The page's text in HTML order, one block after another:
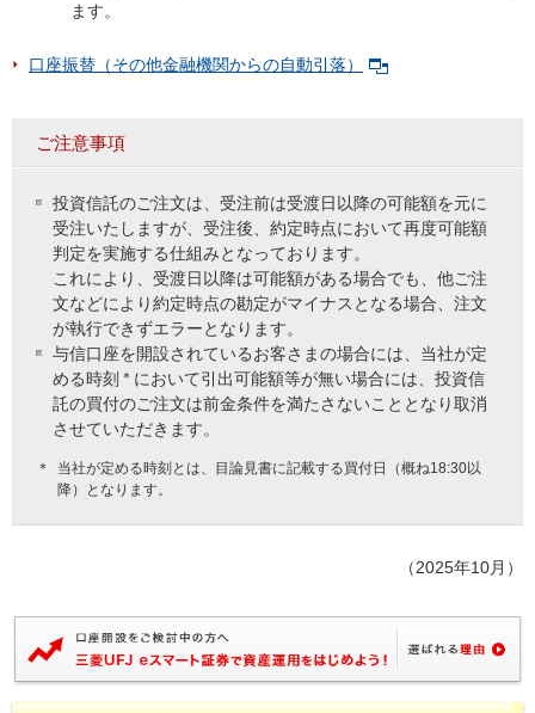
ます。
口座振替（その他金融機関からの自動引落）
ご注意事項
投資信託のご注文は、受注前は受渡日以降の可能額を元に
受注いたしますが、受注後、約定時点において再度可能額
判定を実施する仕組みとなっております。
これにより、受渡日以降は可能額がある場合でも、他ご注
文などにより約定時点の勘定がマイナスとなる場合、注文
が執行できずエラーとなります。
与信口座を開設されているお客さまの場合には、当社が定
める時刻 ＊ において引出可能額等が無い場合には、投資信
託の買付のご注文は前金条件を満たさないこととなり取消
させていただきます。
＊
当社が定める時刻とは、目論見書に記載する買付日（概ね18:30以
降）となります。
（2025年10月）